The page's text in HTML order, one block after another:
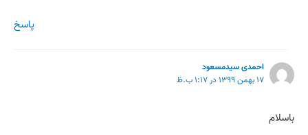
پاسخ
احمدی سیدمسعود
۱۷ بهمن ۱۳۹۹ در ۱:۱۷ ب.ظ
باسلام